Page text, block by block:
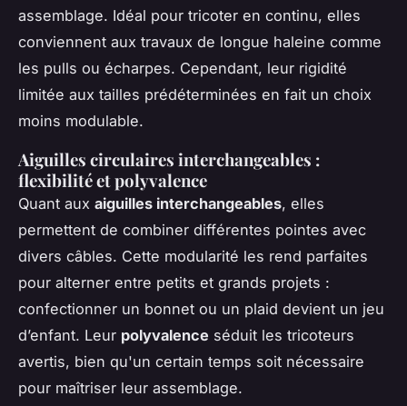
assemblage. Idéal pour tricoter en continu, elles
conviennent aux travaux de longue haleine comme
les pulls ou écharpes. Cependant, leur rigidité
limitée aux tailles prédéterminées en fait un choix
moins modulable.
Aiguilles circulaires interchangeables :
flexibilité et polyvalence
Quant aux aiguilles interchangeables, elles
permettent de combiner différentes pointes avec
divers câbles. Cette modularité les rend parfaites
pour alterner entre petits et grands projets :
confectionner un bonnet ou un plaid devient un jeu
d’enfant. Leur polyvalence séduit les tricoteurs
avertis, bien qu'un certain temps soit nécessaire
pour maîtriser leur assemblage.